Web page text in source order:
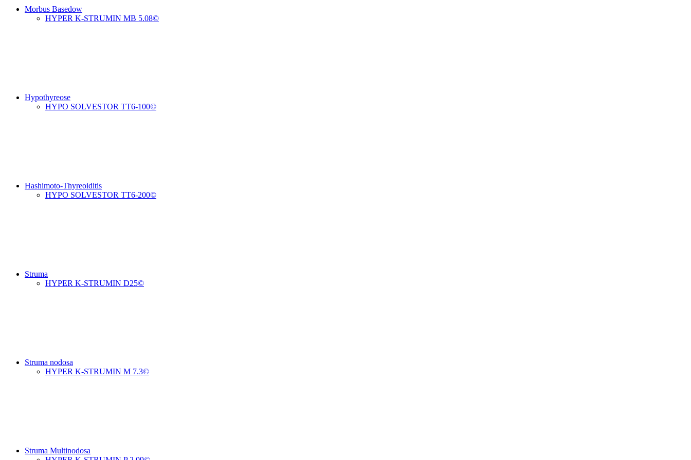
Morbus Basedow
HYPER K-STRUMIN MB 5.08©
Hypothyreose
HYPO SOLVESTOR TT6-100©
Hashimoto-Thyreoiditis
HYPO SOLVESTOR TT6-200©
Struma
HYPER K-STRUMIN D25©
Struma nodosa
HYPER K-STRUMIN M 7.3©
Struma Multinodosa